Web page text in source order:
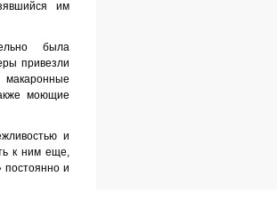
им
была
привезли
моющие
и
к ним еще,
постоянно и